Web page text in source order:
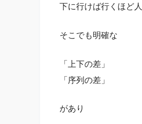
下に行けば行くほど
そこでも明確な
「上下の差」
「序列の差」
があり